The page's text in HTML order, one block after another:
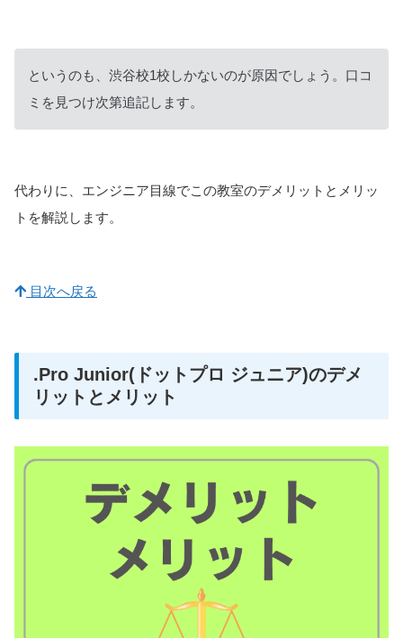
というのも、渋谷校1校しかないのが原因でしょう。口コ
ミを見つけ次第追記します。
代わりに、エンジニア目線でこの教室のデメリットとメリッ
トを解説します。
目次へ戻る
.Pro Junior(ドットプロ ジュニア)のデメ
リットとメリット